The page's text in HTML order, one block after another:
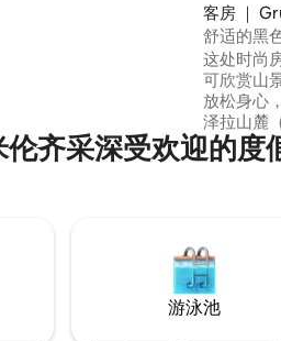
客房 ｜
舒适的黑
这处时尚
可欣赏山
放松身心，让
泽拉山麓
的小村庄
区域，包
Sławek
伦齐采深受欢迎的度
游泳池